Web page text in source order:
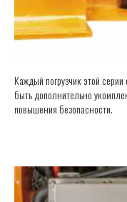
Каждый погрузчик этой
быть дополнительно
повышения безопасности.